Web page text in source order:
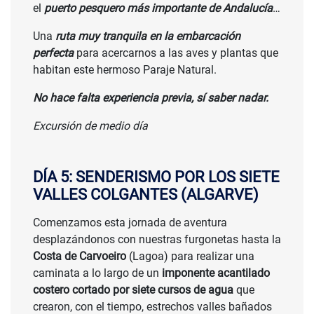
el puerto pesquero más importante de Andalucía…
Una ruta muy tranquila en la embarcación
perfectapara acercarnos a las aves y plantas que
habitan este hermoso Paraje Natural.
No hace falta experiencia previa, sí saber nadar.
Excursión de medio día
DÍA 5: SENDERISMO POR LOS SIETE
VALLES COLGANTES (ALGARVE)
Comenzamos esta jornada de aventura
desplazándonos con nuestras furgonetas hasta la
Costa de Carvoeiro (Lagoa) para realizar una
caminata a lo largo de un imponente acantilado
costero cortado por siete cursos de agua que
crearon, con el tiempo, estrechos valles bañados